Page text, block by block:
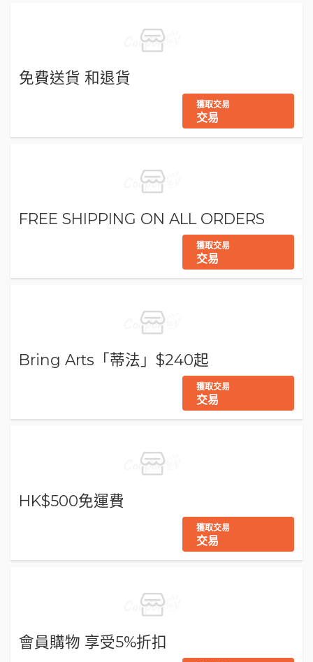
免費送貨 和退貨
獲取交易
交易
FREE SHIPPING ON ALL ORDERS
獲取交易
交易
Bring Arts「蒂法」$240起
獲取交易
交易
HK$500免運費
獲取交易
交易
會員購物 享受5%折扣